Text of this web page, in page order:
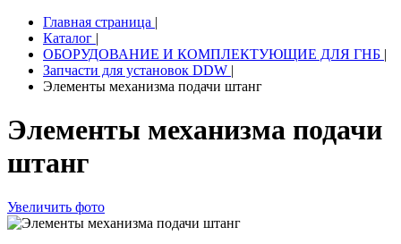
Главная страница |
Каталог |
ОБОРУДОВАНИЕ И КОМПЛЕКТУЮЩИЕ ДЛЯ ГНБ |
Запчасти для установок DDW |
Элементы механизма подачи штанг
Элементы механизма подачи
штанг
Увеличить фото